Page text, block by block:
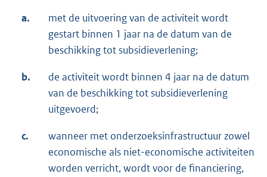
a.
met de uitvoering van de activiteit wordt
gestart binnen 1 jaar na de datum van de
beschikking tot subsidieverlening;
b.
de activiteit wordt binnen 4 jaar na de datum
van de beschikking tot subsidieverlening
uitgevoerd;
c.
wanneer met onderzoeksinfrastructuur zowel
economische als niet-economische activiteiten
worden verricht, wordt voor de financiering,